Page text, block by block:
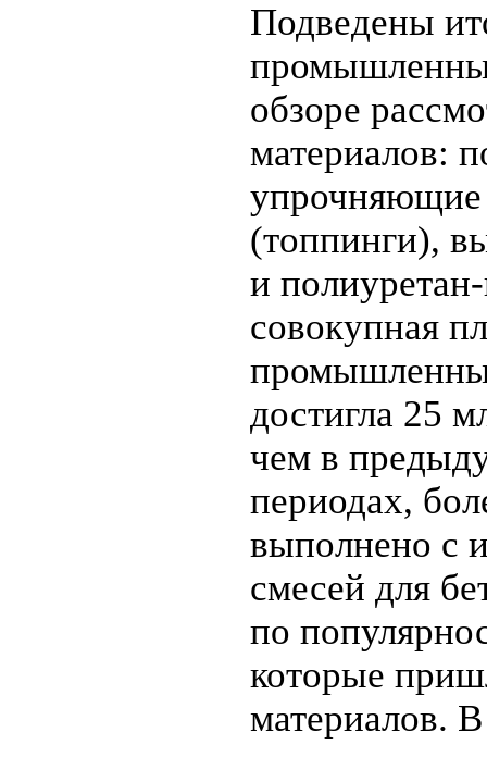
Подведены
обзоре
материалов:
упрочняющие
(топпинги),
и
совокупная
достигла 25
чем в
периодах,
выполнено с
смесей для
по
которые
материалов.